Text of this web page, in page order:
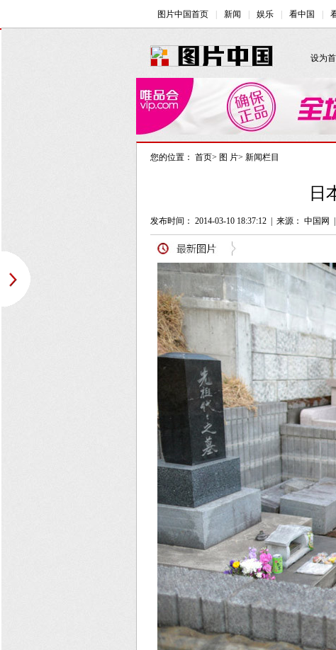
您的位置： 首页> 图 片> 新闻栏目
日
发布时间： 2014-03-10 18:37:12 来源： 中国网